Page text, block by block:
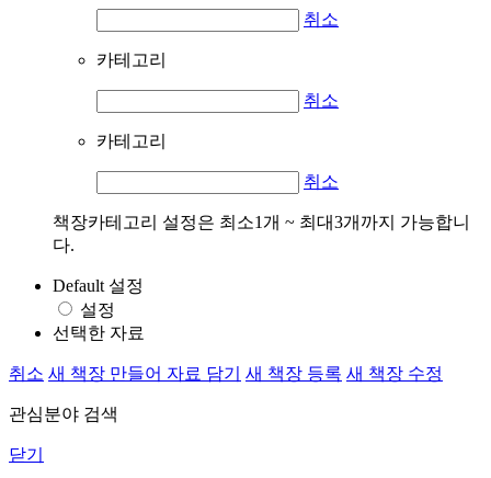
취소
카테고리
취소
카테고리
취소
책장카테고리 설정은 최소1개 ~ 최대3개까지 가능합니
다.
Default 설정
설정
선택한 자료
취소 새 책장 만들어 자료 담기 새 책장 등록 새 책장 수정
관심분야 검색
닫기